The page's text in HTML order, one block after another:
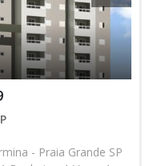
- Praia Grande SP